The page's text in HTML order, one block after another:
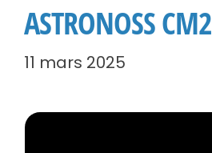
ASTRONOSS CM2
11 mars 2025